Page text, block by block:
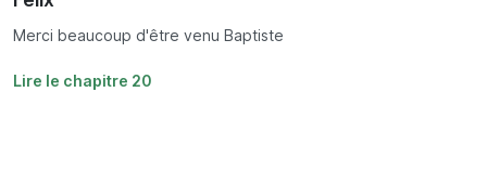
Merci beaucoup d'être venu Baptiste
Lire le chapitre 20